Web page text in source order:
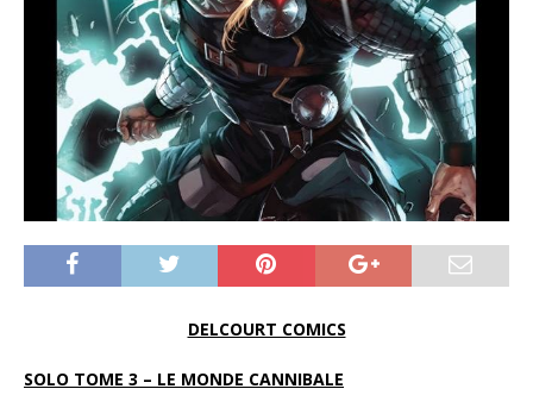
DELCOURT COMICS
SOLO TOME 3 – LE MONDE CANNIBALE